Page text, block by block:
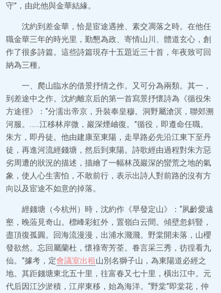
守”，由此他與金華結緣。
沈約到差金華，恰是宦途遇挫、素交凋落之時。在他任
職金華三年的時光里，勤懇為政、寄情山川、體道玄心，創
作了很多詩篇。這些詩篇現存十五題近三十首，年夜致可回
納為三種。
一、爬山臨水的借景抒情之作。又可分為兩類。其一，
到差途中之作。沈約離京后的第一首寫景抒懷詩為《循役朱
方途徑》：“分濡出帝京，升裝奉皇穆。洞野屬滄溟，聯郊溯
河服。……江移林岸微，巖深煙岫復。”循役，即遵命任職。
朱方，即丹徒。他由建康至東陽，走旱路必先沿江東下至丹
徒，再進河流經錢塘，然后到東陽。詩歌經由過程對朱方惡
劣周遭的狀況的描述，描繪了一幅林茂巖深的蠻荒之地的氣
象，使人心生害怕，不敢前行，表示出詩人對前路的沒有方
向以及宦途不如意的掉落。
經錢塘（今杭州）時，沈約作《早發定山》：“夙齡愛遠
壑，晚蒞見奇山。標峰彩虹外，置嶺白云間。傾壁忽斜豎，
盡頂復孤圓。回海流漫漫，出浦水濺濺。野棠開未落，山櫻
發欲然。忘回屬蘭杜，懷祿寄芳荃。眷言采三秀，彷徨看九
仙。”據考，定會議室出租山別名獅子山，為東陽道必經之
地。其距錢塘東北五十里，往富春又七十里，橫出江中。元
代后因江沙淤積，江岸東移，始為海洋。“野棠”即棠花，仲